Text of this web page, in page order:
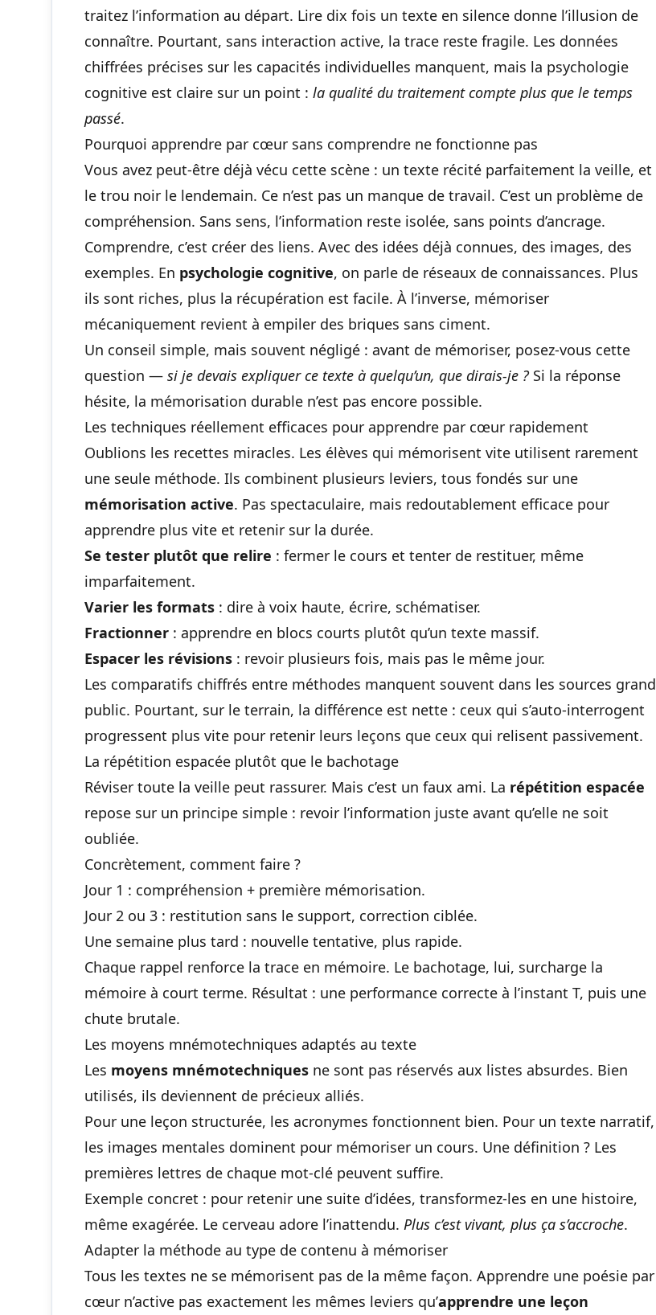
traitez l’information au départ. Lire dix fois un texte en silence donne l’illusion de
connaître. Pourtant, sans interaction active, la trace reste fragile. Les données
chiffrées précises sur les capacités individuelles manquent, mais la psychologie
cognitive est claire sur un point : la qualité du traitement compte plus que le temps
passé.
Pourquoi apprendre par cœur sans comprendre ne fonctionne pas
Vous avez peut-être déjà vécu cette scène : un texte récité parfaitement la veille, et
le trou noir le lendemain. Ce n’est pas un manque de travail. C’est un problème de
compréhension. Sans sens, l’information reste isolée, sans points d’ancrage.
Comprendre, c’est créer des liens. Avec des idées déjà connues, des images, des
exemples. En psychologie cognitive, on parle de réseaux de connaissances. Plus
ils sont riches, plus la récupération est facile. À l’inverse, mémoriser
mécaniquement revient à empiler des briques sans ciment.
Un conseil simple, mais souvent négligé : avant de mémoriser, posez-vous cette
question — si je devais expliquer ce texte à quelqu’un, que dirais-je ?Si la réponse
hésite, la mémorisation durable n’est pas encore possible.
Les techniques réellement efficaces pour apprendre par cœur rapidement
Oublions les recettes miracles. Les élèves qui mémorisent vite utilisent rarement
une seule méthode. Ils combinent plusieurs leviers, tous fondés sur une
mémorisation active. Pas spectaculaire, mais redoutablement efficace pour
apprendre plus vite et retenir sur la durée.
Se tester plutôt que relire : fermer le cours et tenter de restituer, même
imparfaitement.
Varier les formats : dire à voix haute, écrire, schématiser.
Fractionner : apprendre en blocs courts plutôt qu’un texte massif.
Espacer les révisions : revoir plusieurs fois, mais pas le même jour.
Les comparatifs chiffrés entre méthodes manquent souvent dans les sources grand
public. Pourtant, sur le terrain, la différence est nette : ceux qui s’auto-interrogent
progressent plus vite pour retenir leurs leçons que ceux qui relisent passivement.
La répétition espacée plutôt que le bachotage
Réviser toute la veille peut rassurer. Mais c’est un faux ami. La répétition espacée
repose sur un principe simple : revoir l’information juste avant qu’elle ne soit
oubliée.
Concrètement, comment faire ?
Jour 1 : compréhension + première mémorisation.
Jour 2 ou 3 : restitution sans le support, correction ciblée.
Une semaine plus tard : nouvelle tentative, plus rapide.
Chaque rappel renforce la trace en mémoire. Le bachotage, lui, surcharge la
mémoire à court terme. Résultat : une performance correcte à l’instant T, puis une
chute brutale.
Les moyens mnémotechniques adaptés au texte
Les moyens mnémotechniques ne sont pas réservés aux listes absurdes. Bien
utilisés, ils deviennent de précieux alliés.
Pour une leçon structurée, les acronymes fonctionnent bien. Pour un texte narratif,
les images mentales dominent pour mémoriser un cours. Une définition ? Les
premières lettres de chaque mot-clé peuvent suffire.
Exemple concret : pour retenir une suite d’idées, transformez-les en une histoire,
même exagérée. Le cerveau adore l’inattendu. Plus c’est vivant, plus ça s’accroche.
Adapter la méthode au type de contenu à mémoriser
Tous les textes ne se mémorisent pas de la même façon. Apprendre une poésie par
cœur n’active pas exactement les mêmes leviers qu’apprendre une leçon